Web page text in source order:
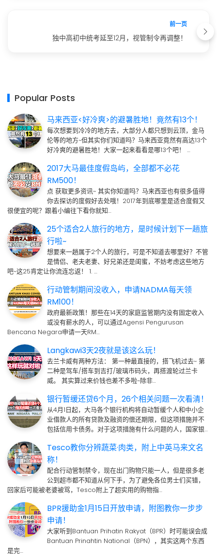
前一页
独中高初中统考延至12月，视管制令再调整！
Popular Posts
马来西亚<好冷爽>的避暑胜地！竟然有13个！
每次想要到冷冷的地方去，大部分人都只想到云顶，金马
伦等的地方~但其实你们知道吗？马来西亚竟然有高达13个
好冷爽的避暑胜地！大家一起来看看是哪13个吧！ …
2017大马最佳度假岛屿，全部都不必花
RM500！
点 获取更多资讯~ 其实你知道吗？马来西亚也有很多值得
你去探访的度假好去处哦！2017年到底哪里是适合度假又
很便宜的呢？跟着小编往下看你就知…
25个适合2人旅行的地方，是时候计划下一趟旅
行啦~
想要来一趟属于2个人的旅行，可是不知道去哪里好？不管
是情侣、老夫老妻、好兄弟还是闺蜜，不妨考虑这些地方
吧~这25肯定让你流连忘返！ 1. …
行动管制期间没收入，申请NADMA每天领
RM100！
政府最新政策！那些在14天的家庭监管期内没有固定收入
或没有薪水的人，可以通过Agensi Pengurusan
Bencana Negara申请一天RM…
Langkawi3天2夜就是该这么玩！
去兰卡威有两种方法： 第一种最直接的，搭飞机过去~ 第
二种是驾车/搭车到吉打/玻璃市码头，再搭渡轮过兰卡
威。 其实算过来价钱也差不多啦~除非…
银行暂缓还贷6个月，26个相关问题一次看清！
从4月1日起，大马各个银行机构将自动暂缓个人和中小企
业借款人的所有贷款及融资的偿还期限，但这项措施并不
包括信用卡债务。对于这项措施有什么问题的人，国家银…
Tesco教你分辨蔬菜·肉类，附上中英马来文名
称！
配合行动管制禁令，现在出门购物只能一人，但是很多老
公到超市都不知道从何下手，为了避免各位男士们买错，
回家后可能被老婆被骂，Tesco附上了超实用的购物指…
BPR援助金1月15日开放申请，附图教你一步步
申请！
大家听到Bantuan Prihatin Rakyat（BPR）时可能误会成
Bantuan Prinahtin National（BPN），其实这两个东西
是完…